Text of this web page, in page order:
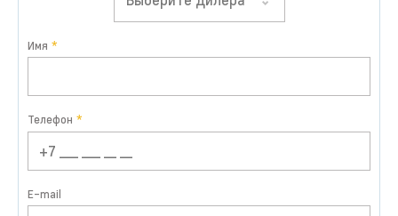
Имя
Телефон
E-mail